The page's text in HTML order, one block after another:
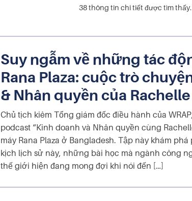
38 thông tin chi tiết được tìm thấy.
Suy ngẫm về những tác
Rana Plaza: cuộc trò
& Nhân quyền của
Chủ tịch kiêm Tổng giám đốc điều hành của
podcast “Kinh doanh và Nhân quyền cùng
máy Rana Plaza ở Bangladesh. Tập này khám
kịch lịch sử này, những bài học mà ngành công
thế giới hiện đang mong đợi khi nói đến […]